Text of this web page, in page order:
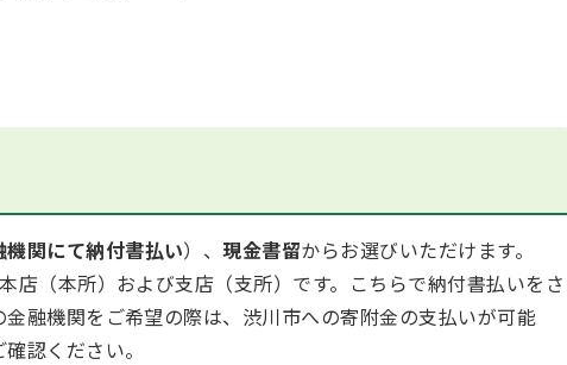
機関にて納付書払い）、現金書留からお選びいただけます。
店（本所）および支店（支所）です。こちらで納付書払いをさ
融機関をご希望の際は、渋川市への寄附金の支払いが可能
認ください。